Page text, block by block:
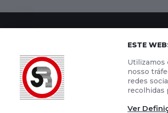
ESTE
Utilizamos
nosso
redes
recolhidas
Ver
SEGURANÇA RODOVIÁRIA
Contactos
Quem Somos
Notícias
Material Promocional
POLÍTICA DE PRIVACIDADE POLÍTICA